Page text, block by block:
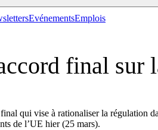
EvénementsEmplois
final sur
qui vise à rationaliser la régulation
de l’UE hier (25 mars).